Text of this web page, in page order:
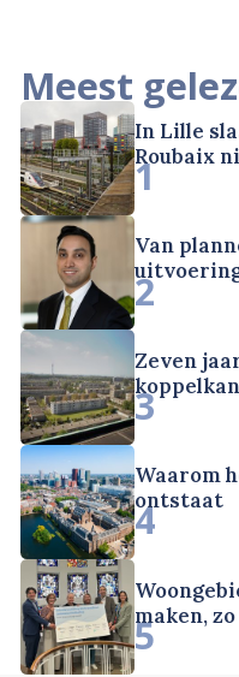
Meest
In Lille
Roubaix
1
Van
2
Zeven
3
Waarom
ontstaat
4
maken,
5